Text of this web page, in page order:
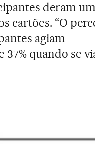
deram
cartões. “O
agiam
quando se